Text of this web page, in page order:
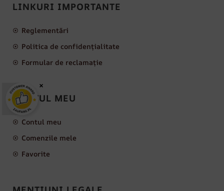
LINKURI IMPORTANTE
Reglementări
Politica de confidențialitate
Formular de reclamație
CONTUL MEU
Contul meu
Comenzile mele
Favorite
×